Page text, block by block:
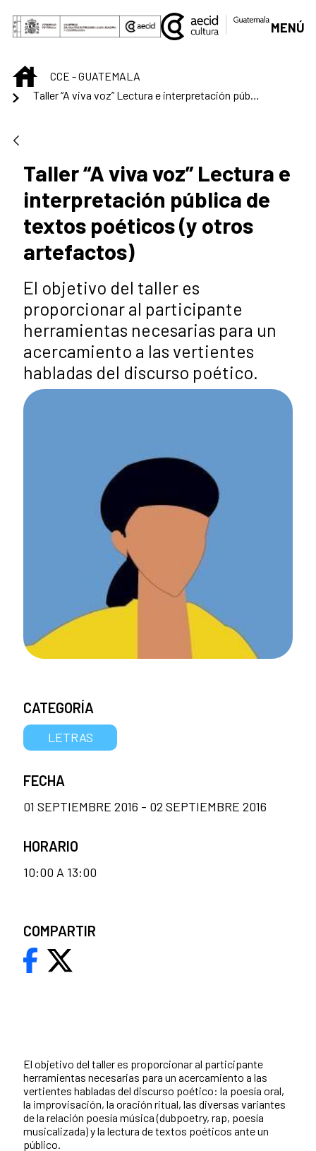
Saltar al contenido principal
MENÚ
INICIOCCE - GUATEMALA
Taller “A viva voz” Lectura e
interpretación pública de
textos poéticos (y otros
artefactos)
El objetivo del taller es
proporcionar al participante
herramientas necesarias para un
acercamiento a las vertientes
habladas del discurso poético.
El objetivo del taller es proporcionar al participante
herramientas necesarias para un acercamiento a las
vertientes habladas del discurso poético: la poesía oral,
la improvisación, la oración ritual, las diversas variantes
de la relación poesía música (dubpoetry, rap, poesía
musicalizada) y la lectura de textos poéticos ante un
público.
CATEGORÍA
LETRAS
FECHA
01 SEPTIEMBRE 2016 - 02 SEPTIEMBRE 2016
HORARIO
10:00 A 13:00
COMPARTIR